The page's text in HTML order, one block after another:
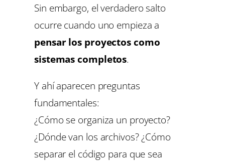
Sin embargo, el verdadero salto
ocurre cuando uno empieza a
pensar los proyectos como
sistemas completos.
Y ahí aparecen preguntas
fundamentales:
¿Cómo se organiza un proyecto?
¿Dónde van los archivos? ¿Cómo
separar el código para que sea